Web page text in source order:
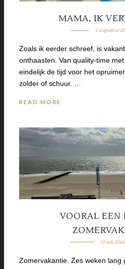
MAMA, IK
1 augustus
Zoals ik eerder schreef, is
onthaasten. Van quality-time
eindelijk de tijd voor het
zolder of schuur. …
READ MORE
VOORAL EEN
15 juli 2016
Zomervakantie. Zes weken lang